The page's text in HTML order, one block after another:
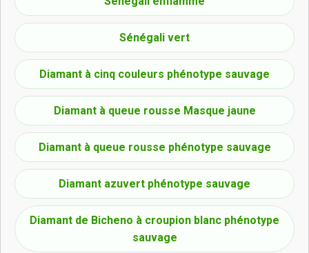
Sénégali vert
Diamant à cinq couleurs phénotype sauvage
Diamant à queue rousse Masque jaune
Diamant à queue rousse phénotype sauvage
Diamant azuvert phénotype sauvage
Diamant de Bicheno à croupion blanc phénotype
sauvage